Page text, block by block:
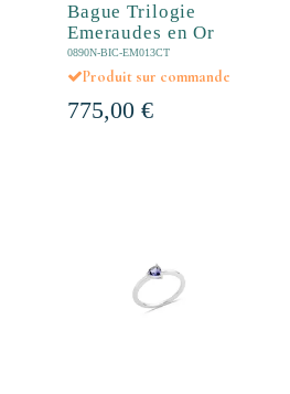
Bague Trilogie
Emeraudes en Or
0890N-BIC-EM013CT
Produit sur commande
775,00 €